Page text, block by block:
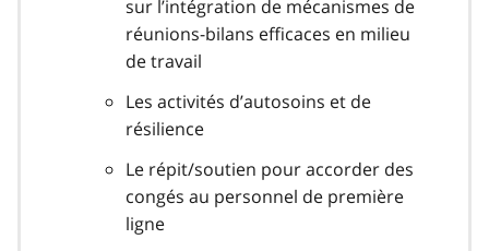
sur l’intégration de mécanismes de
réunions-bilans efficaces en milieu
de travail
Les activités d’autosoins et de
résilience
Le répit/soutien pour accorder des
congés au personnel de première
ligne